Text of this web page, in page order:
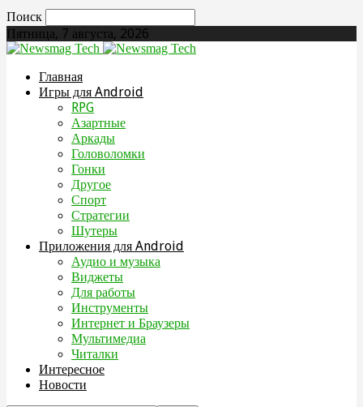
Поиск
Пятница, 7 августа, 2026
Главная
Игры для Android
RPG
Азартные
Аркады
Головоломки
Гонки
Другое
Спорт
Стратегии
Шутеры
Приложения для Android
Аудио и музыка
Виджеты
Для работы
Инструменты
Интернет и Браузеры
Мультимедиа
Читалки
Интересное
Новости